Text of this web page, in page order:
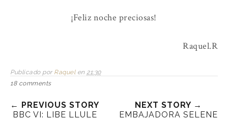
¡Feliz noche preciosas!
Raquel.R
Publicado por Raquel en 21:30
18 comments
← PREVIOUS STORY
BBC VI: LIBE LLULE
NEXT STORY →
EMBAJADORA SELENE